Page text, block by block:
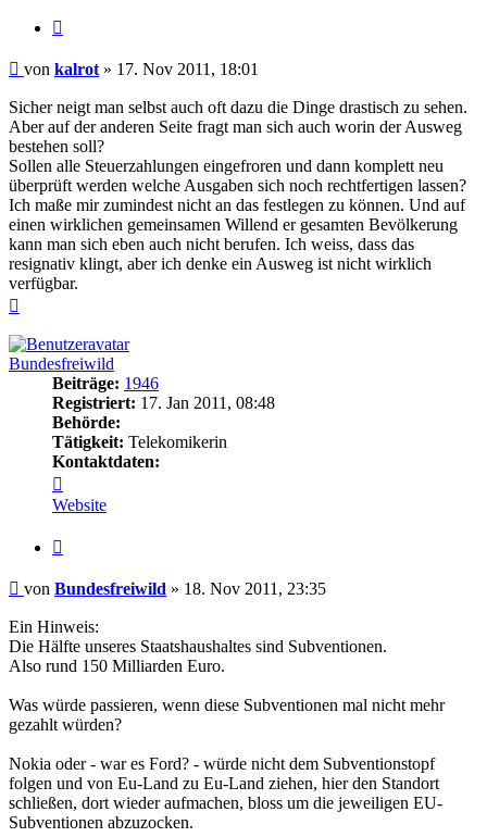
Beitrag
von kalrot » 17. Nov 2011, 18:01
Sicher neigt man selbst auch oft dazu die Dinge drastisch zu sehen.
Aber auf der anderen Seite fragt man sich auch worin der Ausweg
bestehen soll?
Sollen alle Steuerzahlungen eingefroren und dann komplett neu
überprüft werden welche Ausgaben sich noch rechtfertigen lassen?
Ich maße mir zumindest nicht an das festlegen zu können. Und auf
einen wirklichen gemeinsamen Willend er gesamten Bevölkerung
kann man sich eben auch nicht berufen. Ich weiss, dass das
resignativ klingt, aber ich denke ein Ausweg ist nicht wirklich
verfügbar.
Bundesfreiwild
Beiträge: 1946
Registriert: 17. Jan 2011, 08:48
Behörde:
Tätigkeit: Telekomikerin
Kontaktdaten:
von
Bundesfreiwild
Website
Beitrag
von Bundesfreiwild » 18. Nov 2011, 23:35
Ein Hinweis:
Die Hälfte unseres Staatshaushaltes sind Subventionen.
Also rund 150 Milliarden Euro.
Was würde passieren, wenn diese Subventionen mal nicht mehr
gezahlt würden?
Nokia oder - war es Ford? - würde nicht dem Subventionstopf
folgen und von Eu-Land zu Eu-Land ziehen, hier den Standort
schließen, dort wieder aufmachen, bloss um die jeweiligen EU-
Subventionen abzuzocken.